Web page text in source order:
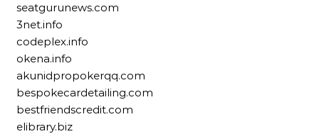
seatgurunews.com
3net.info
codeplex.info
okena.info
akunidpropokerqq.com
bespokecardetailing.com
bestfriendscredit.com
elibrary.biz